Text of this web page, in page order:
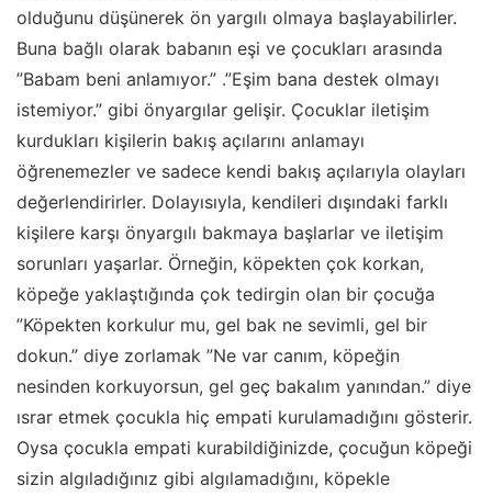
olduğunu düşünerek ön yargılı olmaya başlayabilirler.
Buna bağlı olarak babanın eşi ve çocukları arasında
”Babam beni anlamıyor.” .”Eşim bana destek olmayı
istemiyor.” gibi önyargılar gelişir. Çocuklar iletişim
kurdukları kişilerin bakış açılarını anlamayı
öğrenemezler ve sadece kendi bakış açılarıyla olayları
değerlendirirler. Dolayısıyla, kendileri dışındaki farklı
kişilere karşı önyargılı bakmaya başlarlar ve iletişim
sorunları yaşarlar. Örneğin, köpekten çok korkan,
köpeğe yaklaştığında çok tedirgin olan bir çocuğa
”Köpekten korkulur mu, gel bak ne sevimli, gel bir
dokun.” diye zorlamak ”Ne var canım, köpeğin
nesinden korkuyorsun, gel geç bakalım yanından.” diye
ısrar etmek çocukla hiç empati kurulamadığını gösterir.
Oysa çocukla empati kurabildiğinizde, çocuğun köpeği
sizin algıladığınız gibi algılamadığını, köpekle